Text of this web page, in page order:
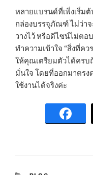
หลายแบรนด์ที่เพิ่งเริ่ม
กล่องบรรจุภัณฑ์ ไม่ว่าจ
วางไว้ หรือดีไซน์ไม่ตอ
ทำความเข้าใจ “สิ่งที่ค
ให้คุณเตรียมตัวได้ครบ
มั่นใจ โดยที่ออกมาตรง
ใช้งานได้จริงค่ะ